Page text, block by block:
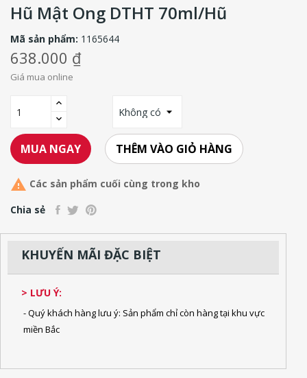
Hũ Mật Ong DTHT 70ml/hũ
Mã sản phẩm: 1165644
638.000 ₫
Giá mua online
MUA NGAY THÊM VÀO GIỎ HÀNG
 Các sản phẩm cuối cùng trong kho
Chia sẻ
KHUYẾN MÃI ĐẶC BIỆT
> LƯU Ý:
- Quý khách hàng lưu ý: Sản phẩm chỉ còn hàng tại khu vực
miền Bắc